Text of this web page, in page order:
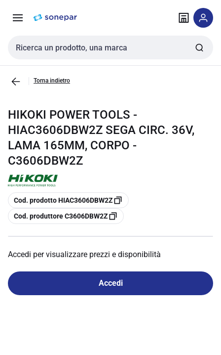
navigazione alla
Cerca input
Torna indietro
HIKOKI POWER TOOLS -
HIAC3606DBW2Z SEGA CIRC. 36V,
LAMA 165MM, CORPO -
C3606DBW2Z
copia
Cod. prodotto HIAC3606DBW2Z
copia
Cod. produttore C3606DBW2Z
Accedi per visualizzare prezzi e disponibilità
Accedi